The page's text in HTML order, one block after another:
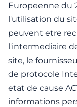
Europeenne du
l'utilisation du
peuvent etre
l'intermediaire
site, le
de protocole
etat de cause
informations